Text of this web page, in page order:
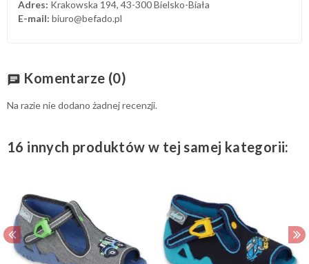
Adres: Krakowska 194, 43-300 Bielsko-Biała
E-mail: biuro@befado.pl
chat Komentarze (0)
Na razie nie dodano żadnej recenzji.
16 innych produktów w tej samej kategorii: